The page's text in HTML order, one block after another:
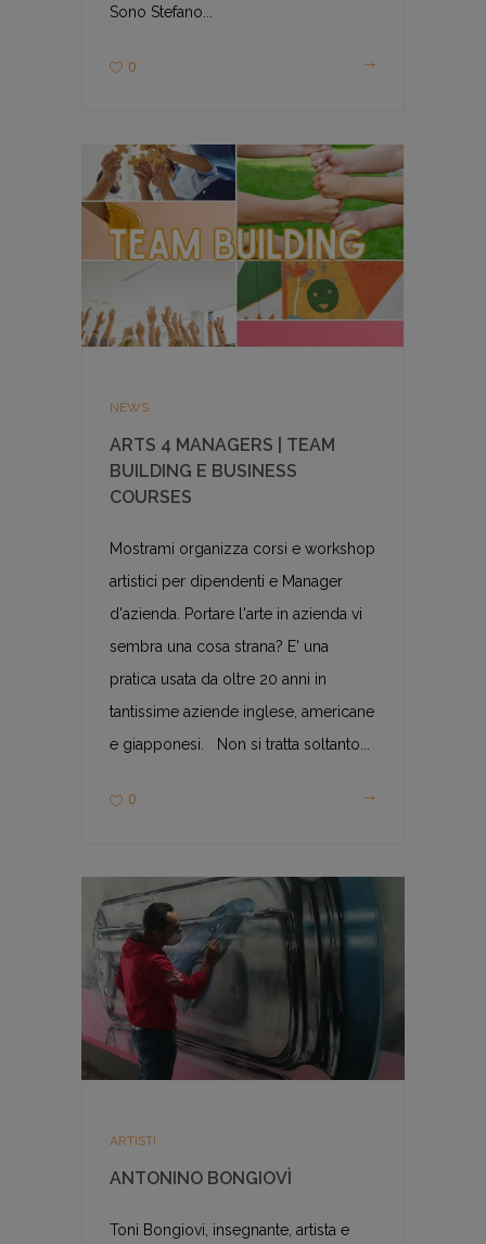
Sono Stefano...
0
NEWS
ARTS 4 MANAGERS | TEAM
BUILDING E BUSINESS
COURSES
Mostrami organizza corsi e workshop
artistici per dipendenti e Manager
d'azienda. Portare l'arte in azienda vi
sembra una cosa strana? E' una
pratica usata da oltre 20 anni in
tantissime aziende inglese, americane
e giapponesi. Non si tratta soltanto...
0
ARTISTI
ANTONINO BONGIOVÌ
Toni Bongiovi, insegnante, artista e